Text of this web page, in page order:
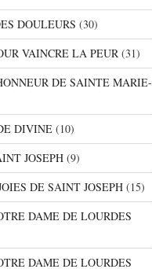
DOULEURS (30)
VAINCRE LA PEUR(31)
DE SAINTE MARIE-
DIVINE(10)
JOSEPH(9)
DE SAINT JOSEPH(15)
DAME DE LOURDES
DAME DE LOURDES